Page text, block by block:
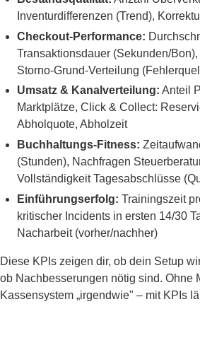
Inventurdifferenzen (Trend),
Checkout-Performance:
Transaktionsdauer (Sekunden/
Storno-Grund-Verteilung
Umsatz & Kanalverteilung: Anteil
Marktplätze, Click & Collect:
Abholquote, Abholzeit
Buchhaltungs-Fitness:
(Stunden), Nachfragen
Vollständigkeit Tagesabschlüsse
Einführungserfolg: Trainingszeit
kritischer Incidents in ersten 14/30
Nacharbeit (vorher/nachher)
Diese KPIs zeigen dir, ob dein Setup
ob Nachbesserungen nötig sind. Ohne
Kassensystem „irgendwie" – mit KPIs